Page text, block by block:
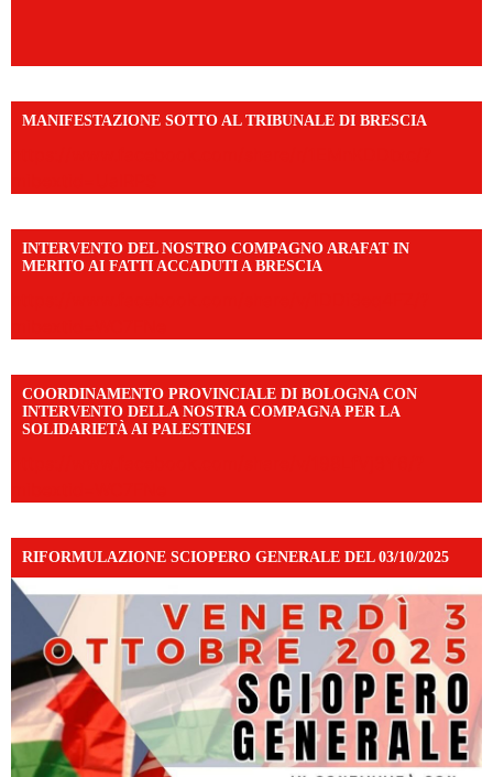
MANIFESTAZIONE SOTTO AL TRIBUNALE DI BRESCIA
INTERVENTO DEL NOSTRO COMPAGNO ARAFAT IN
MERITO AI FATTI ACCADUTI A BRESCIA
COORDINAMENTO PROVINCIALE DI BOLOGNA CON
INTERVENTO DELLA NOSTRA COMPAGNA PER LA
SOLIDARIETÀ AI PALESTINESI
RIFORMULAZIONE SCIOPERO GENERALE DEL 03/10/2025